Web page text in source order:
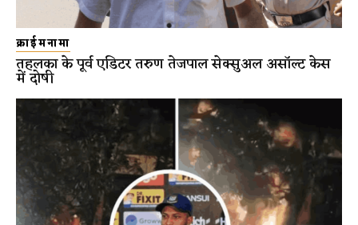
क्राईमनामा
तहलका के पूर्व एडिटर तरुण तेजपाल सेक्सुअल असॉल्ट केस
में दोषी